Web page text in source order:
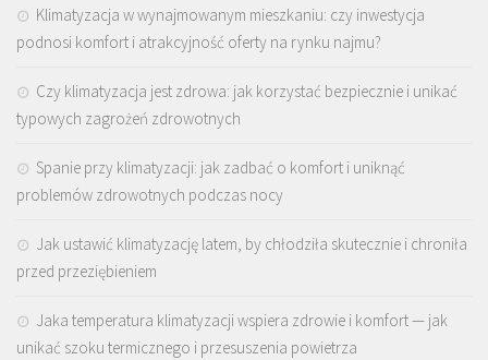
Klimatyzacja w wynajmowanym mieszkaniu: czy inwestycja
podnosi komfort i atrakcyjność oferty na rynku najmu?
Czy klimatyzacja jest zdrowa: jak korzystać bezpiecznie i unikać
typowych zagrożeń zdrowotnych
Spanie przy klimatyzacji: jak zadbać o komfort i uniknąć
problemów zdrowotnych podczas nocy
Jak ustawić klimatyzację latem, by chłodziła skutecznie i chroniła
przed przeziębieniem
Jaka temperatura klimatyzacji wspiera zdrowie i komfort — jak
unikać szoku termicznego i przesuszenia powietrza